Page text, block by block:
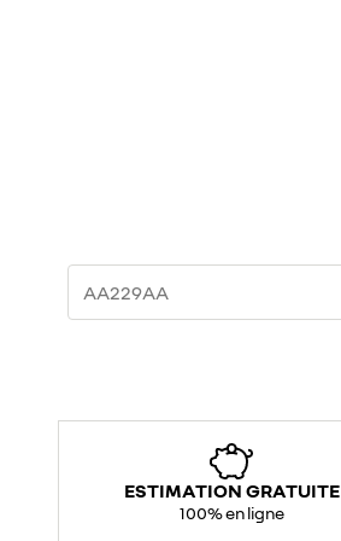
ESTIMATION GRATUITE
100% en ligne